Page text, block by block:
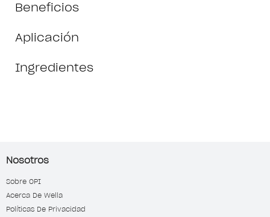
Beneficios
Aplicación
Ingredientes
Nosotros
Sobre OPI
Acerca De Wella
Políticas De Privacidad